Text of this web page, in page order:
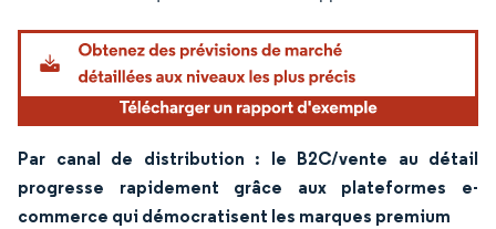
Par canal de distribution : le B2C/vente au détail
progresse rapidement grâce aux plateformes e-
commerce qui démocratisent les marques premium